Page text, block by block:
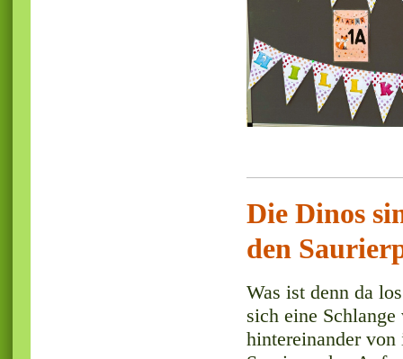
Die Dinos
den
Was ist denn da
sich eine
hintereinander von